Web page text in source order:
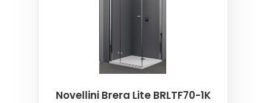
Novellini Brera Lite BRLTF70-1K